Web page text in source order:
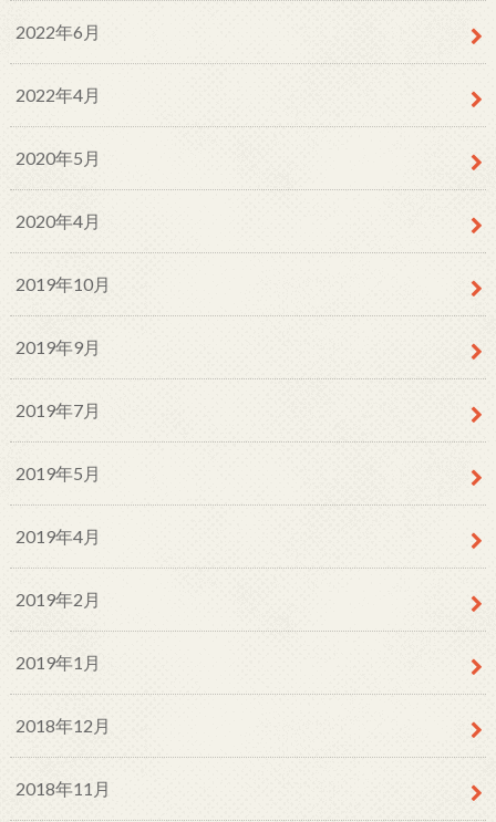
2022年6月
2022年4月
2020年5月
2020年4月
2019年10月
2019年9月
2019年7月
2019年5月
2019年4月
2019年2月
2019年1月
2018年12月
2018年11月